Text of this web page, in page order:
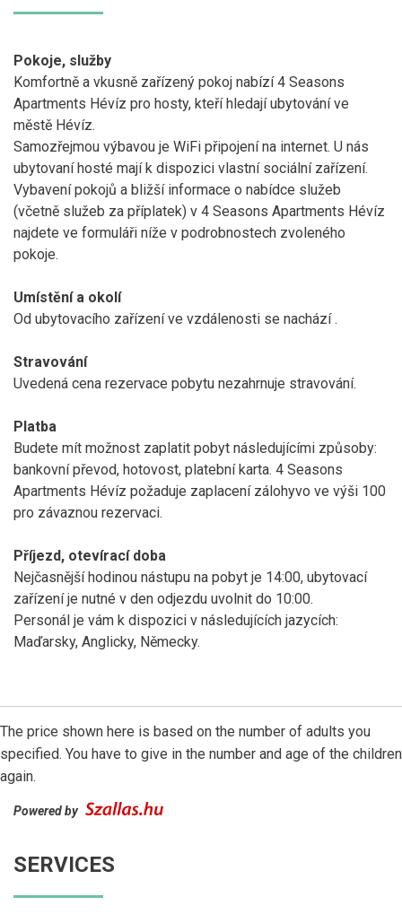
Pokoje, služby
Komfortně a vkusně zařízený pokoj nabízí 4 Seasons
Apartments Hévíz pro hosty, kteří hledají ubytování ve
městě Hévíz.
Samozřejmou výbavou je WiFi připojení na internet. U nás
ubytovaní hosté mají k dispozici vlastní sociální zařízení.
Vybavení pokojů a bližší informace o nabídce služeb
(včetně služeb za příplatek) v 4 Seasons Apartments Hévíz
najdete ve formuláři níže v podrobnostech zvoleného
pokoje.
Umístění a okolí
Od ubytovacího zařízení ve vzdálenosti se nachází .
Stravování
Uvedená cena rezervace pobytu nezahrnuje stravování.
Platba
Budete mít možnost zaplatit pobyt následujícími způsoby:
bankovní převod, hotovost, platební karta. 4 Seasons
Apartments Hévíz požaduje zaplacení zálohyvo ve výši 100
pro závaznou rezervaci.
Příjezd, otevírací doba
Nejčasnější hodinou nástupu na pobyt je 14:00, ubytovací
zařízení je nutné v den odjezdu uvolnit do 10:00.
Personál je vám k dispozici v následujících jazycích:
Maďarsky, Anglicky, Německy.
The price shown here is based on the number of adults you
specified. You have to give in the number and age of the children
again.
Powered by
SERVICES